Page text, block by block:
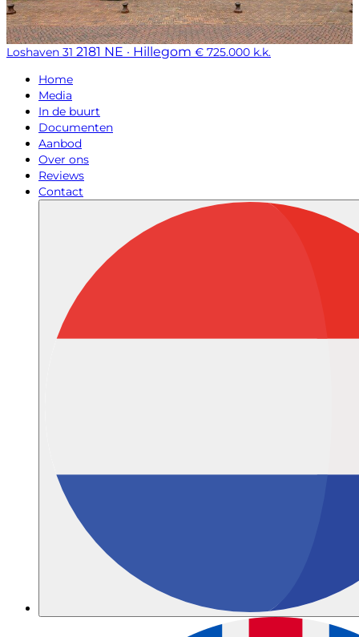
Loshaven 31 2181 NE · Hillegom € 725.000 k.k.
Home
Media
In de buurt
Documenten
Aanbod
Over ons
Reviews
Contact